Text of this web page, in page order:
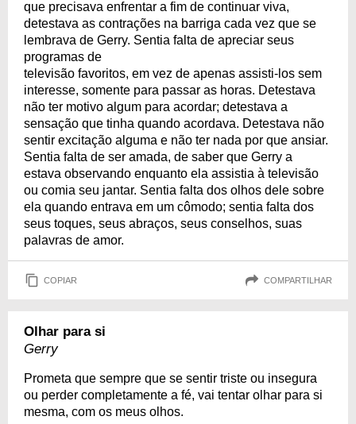
que precisava enfrentar a fim de continuar viva,
detestava as contrações na barriga cada vez que se
lembrava de Gerry. Sentia falta de apreciar seus
programas de
televisão favoritos, em vez de apenas assisti-los sem
interesse, somente para passar as horas. Detestava
não ter motivo algum para acordar; detestava a
sensação que tinha quando acordava. Detestava não
sentir excitação alguma e não ter nada por que ansiar.
Sentia falta de ser amada, de saber que Gerry a
estava observando enquanto ela assistia à televisão
ou comia seu jantar. Sentia falta dos olhos dele sobre
ela quando entrava em um cômodo; sentia falta dos
seus toques, seus abraços, seus conselhos, suas
palavras de amor.
COPIAR COMPARTILHAR
Olhar para si
Gerry
Prometa que sempre que se sentir triste ou insegura
ou perder completamente a fé, vai tentar olhar para si
mesma, com os meus olhos.